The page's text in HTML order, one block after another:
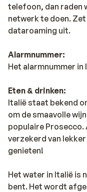
telefoon, dan raden
netwerk te doen.
dataroaming uit.
Alarmnummer:
Het alarmnummer in
Eten & drinken:
Italië staat bekend
om de smaavolle
populaire Prosecco.
verzekerd van
genieten!
Het water in Italië is
bent. Het wordt